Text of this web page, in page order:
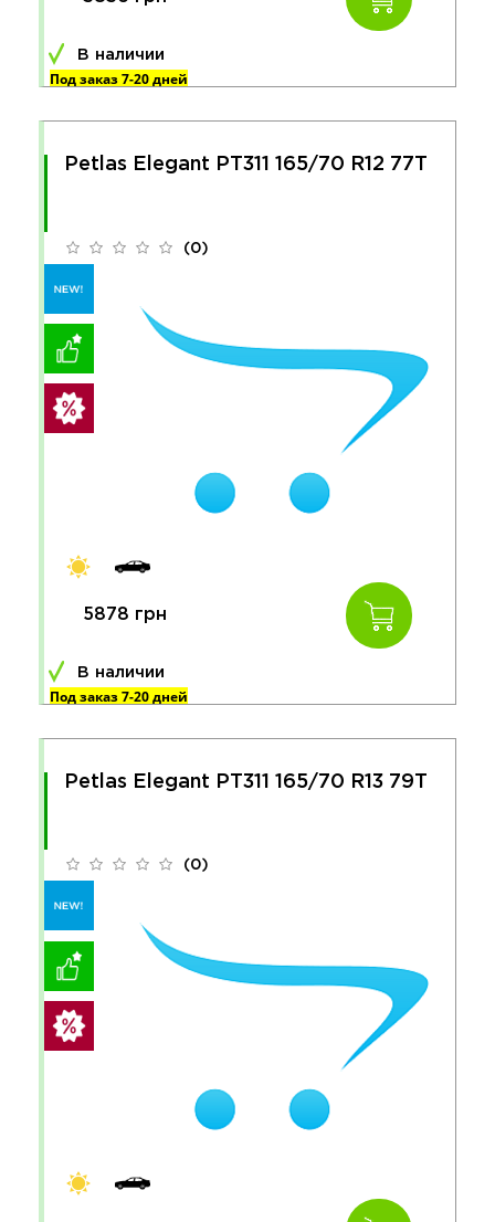
В наличии
Под заказ 7-20 дней
Petlas Elegant PT311 165/70 R12 77T
(0)
5878 грн
В наличии
Под заказ 7-20 дней
Petlas Elegant PT311 165/70 R13 79T
(0)